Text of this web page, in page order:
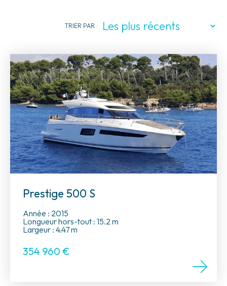
TRIER PAR :
Prestige 500 S
Année : 2015
Longueur hors-tout : 15.2 m
Largeur : 4.47 m
354 960 €